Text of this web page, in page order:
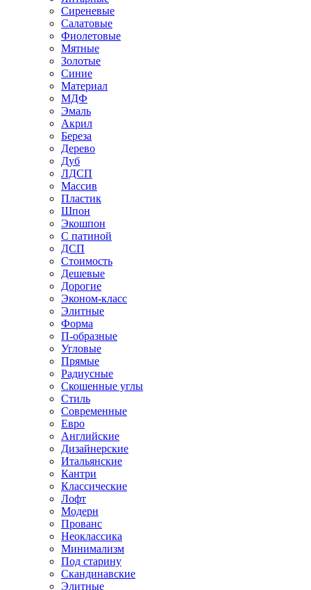
Сиреневые
Салатовые
Фиолетовые
Мятные
Золотые
Синие
Материал
МДФ
Эмаль
Акрил
Береза
Дерево
Дуб
ЛДСП
Массив
Пластик
Шпон
Экошпон
С патиной
ДСП
Стоимость
Дешевые
Дорогие
Эконом-класс
Элитные
Форма
П-образные
Угловые
Прямые
Радиусные
Скошенные углы
Стиль
Современные
Евро
Английские
Дизайнерские
Итальянские
Кантри
Классические
Лофт
Модерн
Прованс
Неоклассика
Минимализм
Под старину
Скандинавские
Элитные